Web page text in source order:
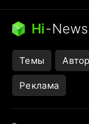
Бензин 100 и 95
Следующая
Hi-
Темы
Реклама